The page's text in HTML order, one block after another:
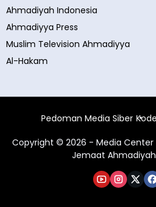
Ahmadiyah Indonesia
Ahmadiyya Press
Muslim Television Ahmadiyya
Al-Hakam
Pedoman Media Siber
Copyright © 2026 - Media Center
Jemaat